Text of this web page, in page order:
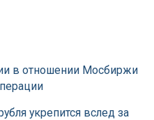
в отношении Мосбиржи
укрепится вслед за